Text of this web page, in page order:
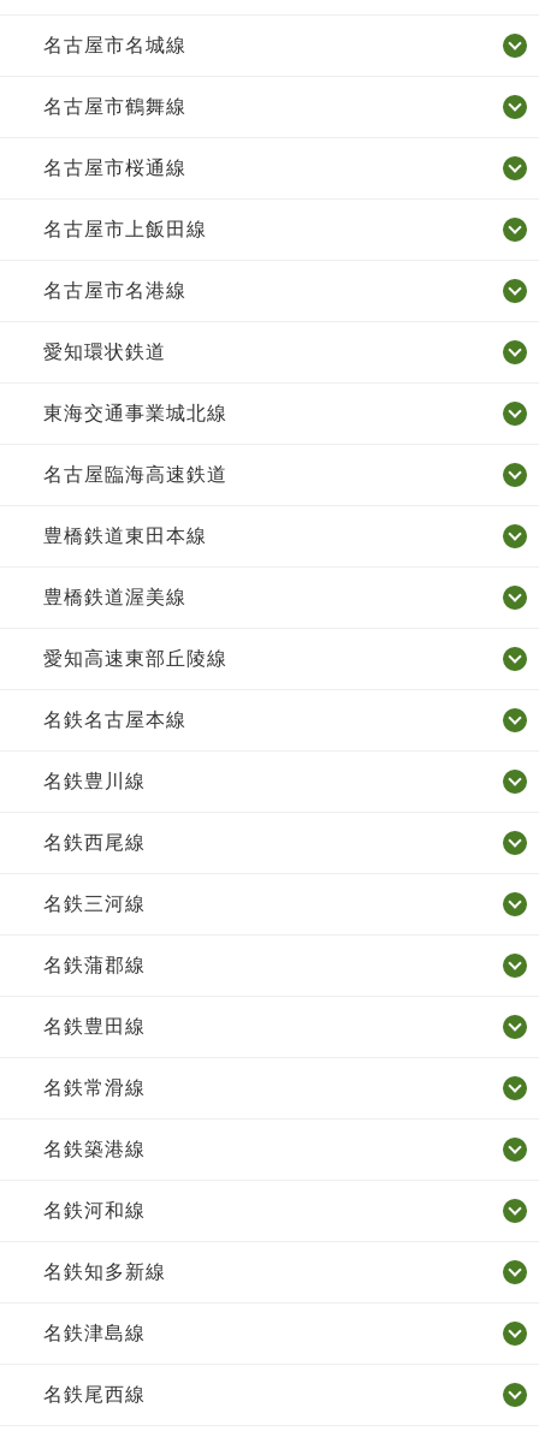
名古屋市名城線
名古屋市鶴舞線
名古屋市桜通線
名古屋市上飯田線
名古屋市名港線
愛知環状鉄道
東海交通事業城北線
名古屋臨海高速鉄道
豊橋鉄道東田本線
豊橋鉄道渥美線
愛知高速東部丘陵線
名鉄名古屋本線
名鉄豊川線
名鉄西尾線
名鉄三河線
名鉄蒲郡線
名鉄豊田線
名鉄常滑線
名鉄築港線
名鉄河和線
名鉄知多新線
名鉄津島線
名鉄尾西線